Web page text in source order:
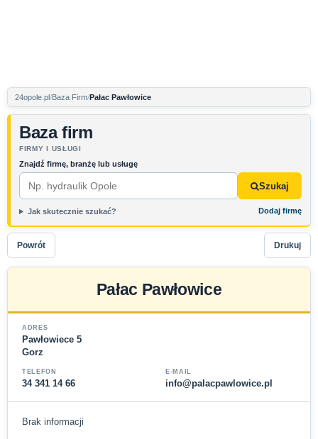
24opole.pl Baza Firm Pałac Pawłowice
Baza firm
FIRMY I USŁUGI
Znajdź firmę, branżę lub usługę
Szukaj
Jak skutecznie szukać? Dodaj firmę
Powrót Drukuj
Pałac Pawłowice
ADRES
Pawłowiece 5
Gorz
TELEFON
34 341 14 66
E-MAIL
info@palacpawlowice.pl
Brak informacji